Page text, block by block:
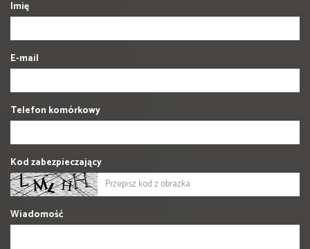
Imię
E-mail
Telefon komórkowy
Kod zabezpieczający
Wiadomość